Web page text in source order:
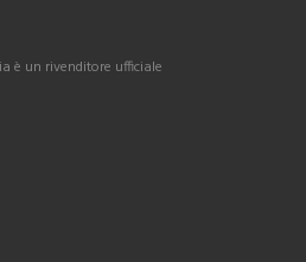
è un rivenditore ufficiale